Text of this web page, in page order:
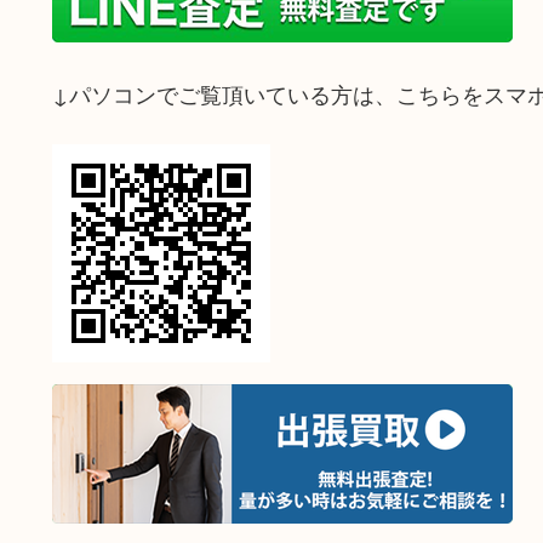
↓パソコンでご覧頂いている方は、こちらをスマ